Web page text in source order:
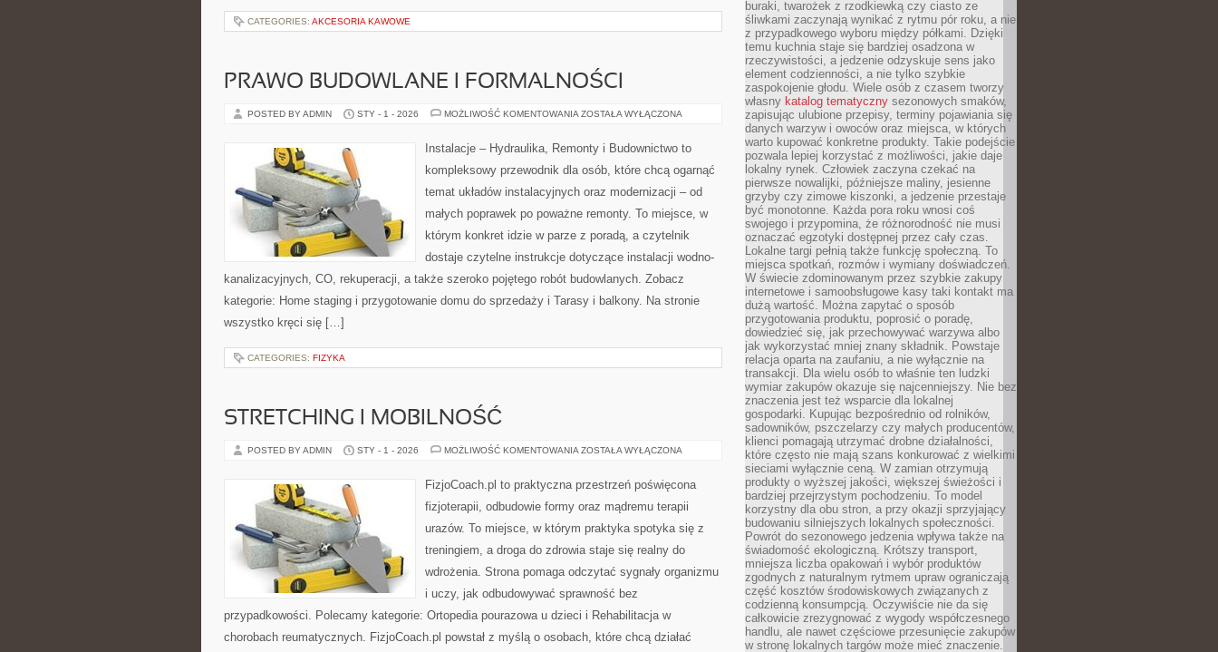
CATEGORIES: AKCESORIA KAWOWE
PRAWO BUDOWLANE I FORMALNOŚCI
POSTED BY ADMIN STY - 1 - 2026 MOŻLIWOŚĆ KOMENTOWANIA PRAWO
FORMALNOŚCI
ZOSTAŁA WYŁĄCZONA
Instalacje – Hydraulika, Remonty i Budownictwo to
kompleksowy przewodnik dla osób, które chcą ogarnąć
temat układów instalacyjnych oraz modernizacji – od
małych poprawek po poważne remonty. To miejsce, w
którym konkret idzie w parze z poradą, a czytelnik
dostaje czytelne instrukcje dotyczące instalacji wodno-
kanalizacyjnych, CO, rekuperacji, a także szeroko pojętego robót budowlanych. Zobacz
kategorie: Home staging i przygotowanie domu do sprzedaży i Tarasy i balkony. Na stronie
wszystko kręci się […]
CATEGORIES: FIZYKA
STRETCHING I MOBILNOŚĆ
POSTED BY ADMIN STY - 1 - 2026 MOŻLIWOŚĆ KOMENTOWANIA STRETCHING
ZOSTAŁA WYŁĄCZONA
FizjoCoach.pl to praktyczna przestrzeń poświęcona
fizjoterapii, odbudowie formy oraz mądremu terapii
urazów. To miejsce, w którym praktyka spotyka się z
treningiem, a droga do zdrowia staje się realny do
wdrożenia. Strona pomaga odczytać sygnały organizmu
i uczy, jak odbudowywać sprawność bez
przypadkowości. Polecamy kategorie: Ortopedia pourazowa u dzieci i Rehabilitacja w
chorobach reumatycznych. FizjoCoach.pl powstał z myślą o osobach, które chcą działać
buraki, twarożek z rzodkiewką czy ciasto ze
śliwkami zaczynają wynikać z rytmu pór roku, a nie
z przypadkowego wyboru między półkami. Dzięki
temu kuchnia staje się bardziej osadzona w
rzeczywistości, a jedzenie odzyskuje sens jako
element codzienności, a nie tylko szybkie
zaspokojenie głodu. Wiele osób z czasem tworzy
własny katalog tematyczny sezonowych smaków,
zapisując ulubione przepisy, terminy pojawiania się
danych warzyw i owoców oraz miejsca, w których
warto kupować konkretne produkty. Takie podejście
pozwala lepiej korzystać z możliwości, jakie daje
lokalny rynek. Człowiek zaczyna czekać na
pierwsze nowalijki, późniejsze maliny, jesienne
grzyby czy zimowe kiszonki, a jedzenie przestaje
być monotonne. Każda pora roku wnosi coś
swojego i przypomina, że różnorodność nie musi
oznaczać egzotyki dostępnej przez cały czas.
Lokalne targi pełnią także funkcję społeczną. To
miejsca spotkań, rozmów i wymiany doświadczeń.
W świecie zdominowanym przez szybkie zakupy
internetowe i samoobsługowe kasy taki kontakt ma
dużą wartość. Można zapytać o sposób
przygotowania produktu, poprosić o poradę,
dowiedzieć się, jak przechowywać warzywa albo
jak wykorzystać mniej znany składnik. Powstaje
relacja oparta na zaufaniu, a nie wyłącznie na
transakcji. Dla wielu osób to właśnie ten ludzki
wymiar zakupów okazuje się najcenniejszy. Nie bez
znaczenia jest też wsparcie dla lokalnej
gospodarki. Kupując bezpośrednio od rolników,
sadowników, pszczelarzy czy małych producentów,
klienci pomagają utrzymać drobne działalności,
które często nie mają szans konkurować z wielkimi
sieciami wyłącznie ceną. W zamian otrzymują
produkty o wyższej jakości, większej świeżości i
bardziej przejrzystym pochodzeniu. To model
korzystny dla obu stron, a przy okazji sprzyjający
budowaniu silniejszych lokalnych społeczności.
Powrót do sezonowego jedzenia wpływa także na
świadomość ekologiczną. Krótszy transport,
mniejsza liczba opakowań i wybór produktów
zgodnych z naturalnym rytmem upraw ograniczają
część kosztów środowiskowych związanych z
codzienną konsumpcją. Oczywiście nie da się
całkowicie zrezygnować z wygody współczesnego
handlu, ale nawet częściowe przesunięcie zakupów
w stronę lokalnych targów może mieć znaczenie.